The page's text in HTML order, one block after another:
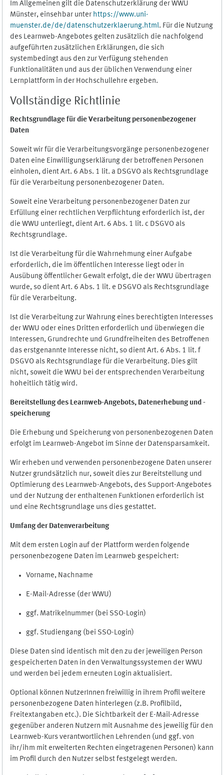
Im Allgemeinen gilt die Datenschutzerklärung der WWU
Münster, einsehbar unter https://www.uni-
muenster.de/de/datenschutzerklaerung.html. Für die Nutzung
des Learnweb-Angebotes gelten zusätzlich die nachfolgend
aufgeführten zusätzlichen Erklärungen, die sich
systembedingt aus den zur Verfügung stehenden
Funktionalitäten und aus der üblichen Verwendung einer
Lernplattform in der Hochschullehre ergeben.
Vollständige Richtlinie
Rechtsgrundlage für die Verarbeitung personenbezogener
Daten
Soweit wir für die Verarbeitungsvorgänge personenbezogener
Daten eine Einwilligungserklärung der betroffenen Personen
einholen, dient Art. 6 Abs. 1 lit. a DSGVO als Rechtsgrundlage
für die Verarbeitung personenbezogener Daten.
Soweit eine Verarbeitung personenbezogener Daten zur
Erfüllung einer rechtlichen Verpflichtung erforderlich ist, der
die WWU unterliegt, dient Art. 6 Abs. 1 lit. c DSGVO als
Rechtsgrundlage.
Ist die Verarbeitung für die Wahrnehmung einer Aufgabe
erforderlich, die im öffentlichen Interesse liegt oder in
Ausübung öffentlicher Gewalt erfolgt, die der WWU übertragen
wurde, so dient Art. 6 Abs. 1 lit. e DSGVO als Rechtsgrundlage
für die Verarbeitung.
Ist die Verarbeitung zur Wahrung eines berechtigten Interesses
der WWU oder eines Dritten erforderlich und überwiegen die
Interessen, Grundrechte und Grundfreiheiten des Betroffenen
das erstgenannte Interesse nicht, so dient Art. 6 Abs. 1 lit. f
DSGVO als Rechtsgrundlage für die Verarbeitung. Dies gilt
nicht, soweit die WWU bei der entsprechenden Verarbeitung
hoheitlich tätig wird.
Bereitstellung des Learnweb-Angebots, Datenerhebung und -
speicherung
Die Erhebung und Speicherung von personenbezogenen Daten
erfolgt im Learnweb-Angebot im Sinne der Datensparsamkeit.
Wir erheben und verwenden personenbezogene Daten unserer
Nutzer grundsätzlich nur, soweit dies zur Bereitstellung und
Optimierung des Learnweb-Angebots, des Support-Angebotes
und der Nutzung der enthaltenen Funktionen erforderlich ist
und eine Rechtsgrundlage uns dies gestattet.
Umfang der Datenverarbeitung
Mit dem ersten Login auf der Plattform werden folgende
personenbezogene Daten im Learnweb gespeichert:
Vorname, Nachname
E-Mail-Adresse (der WWU)
ggf. Matrikelnummer (bei SSO-Login)
ggf. Studiengang (bei SSO-Login)
Diese Daten sind identisch mit den zu der jeweiligen Person
gespeicherten Daten in den Verwaltungssystemen der WWU
und werden bei jedem erneuten Login aktualisiert.
Optional können NutzerInnen freiwillig in ihrem Profil weitere
personenbezogene Daten hinterlegen (z.B. Profilbild,
Freitextangaben etc.). Die Sichtbarkeit der E-Mail-Adresse
gegenüber anderen Nutzern mit Ausnahme des jeweilig für den
Learnweb-Kurs verantwortlichen Lehrenden (und ggf. von
ihr/ihm mit erweiterten Rechten eingetragenen Personen) kann
im Profil durch den Nutzer selbst festgelegt werden.